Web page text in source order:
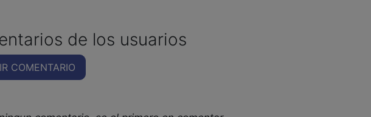
de los usuarios
COMENTARIO